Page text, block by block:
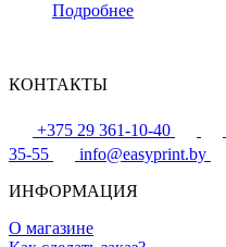
Подробнее
КОНТАКТЫ
+375 29 361-10-40
35-55
info@easyprint.by
ИНФОРМАЦИЯ
О магазине